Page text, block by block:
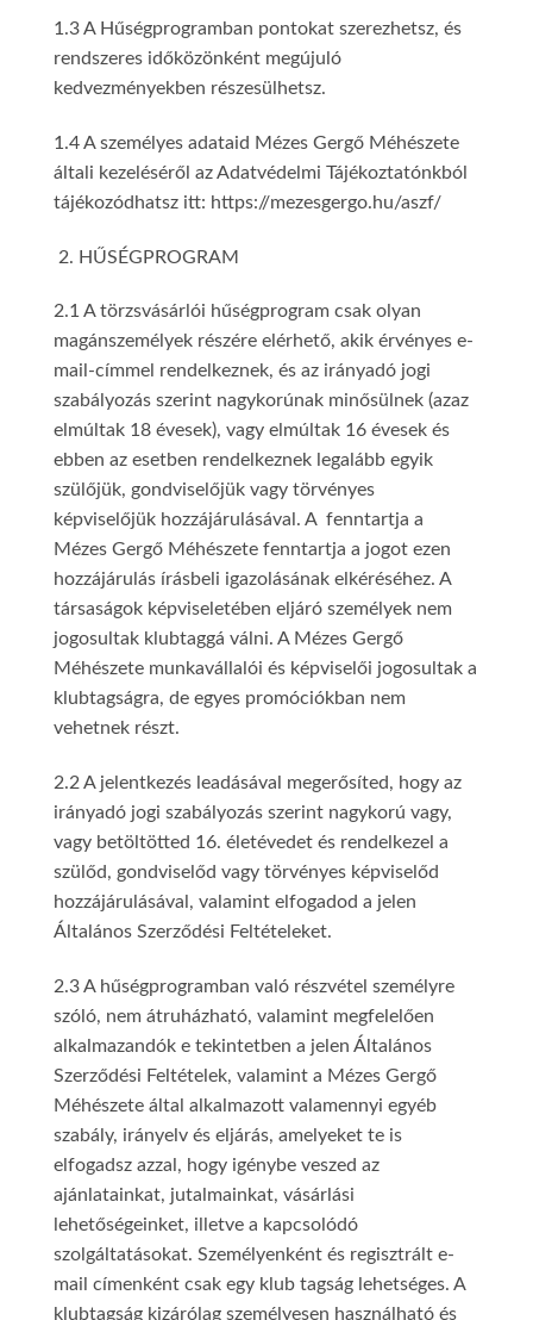
1.3 A Hűségprogramban pontokat szerezhetsz, és
rendszeres időközönként megújuló
kedvezményekben részesülhetsz.
1.4 A személyes adataid Mézes Gergő Méhészete
általi kezeléséről az Adatvédelmi Tájékoztatónkból
tájékozódhatsz itt: https://mezesgergo.hu/aszf/
HŰSÉGPROGRAM
2.1 A törzsvásárlói hűségprogram csak olyan
magánszemélyek részére elérhető, akik érvényes e-
mail-címmel rendelkeznek, és az irányadó jogi
szabályozás szerint nagykorúnak minősülnek (azaz
elmúltak 18 évesek), vagy elmúltak 16 évesek és
ebben az esetben rendelkeznek legalább egyik
szülőjük, gondviselőjük vagy törvényes
képviselőjük hozzájárulásával. A fenntartja a
Mézes Gergő Méhészete fenntartja a jogot ezen
hozzájárulás írásbeli igazolásának elkéréséhez. A
társaságok képviseletében eljáró személyek nem
jogosultak klubtaggá válni. A Mézes Gergő
Méhészete munkavállalói és képviselői jogosultak a
klubtagságra, de egyes promóciókban nem
vehetnek részt.
2.2 A jelentkezés leadásával megerősíted, hogy az
irányadó jogi szabályozás szerint nagykorú vagy,
vagy betöltötted 16. életévedet és rendelkezel a
szülőd, gondviselőd vagy törvényes képviselőd
hozzájárulásával, valamint elfogadod a jelen
Általános Szerződési Feltételeket.
2.3 A hűségprogramban való részvétel személyre
szóló, nem átruházható, valamint megfelelően
alkalmazandók e tekintetben a jelen Általános
Szerződési Feltételek, valamint a Mézes Gergő
Méhészete által alkalmazott valamennyi egyéb
szabály, irányelv és eljárás, amelyeket te is
elfogadsz azzal, hogy igénybe veszed az
ajánlatainkat, jutalmainkat, vásárlási
lehetőségeinket, illetve a kapcsolódó
szolgáltatásokat. Személyenként és regisztrált e-
mail címenként csak egy klub tagság lehetséges. A
klubtagság kizárólag személyesen használható és